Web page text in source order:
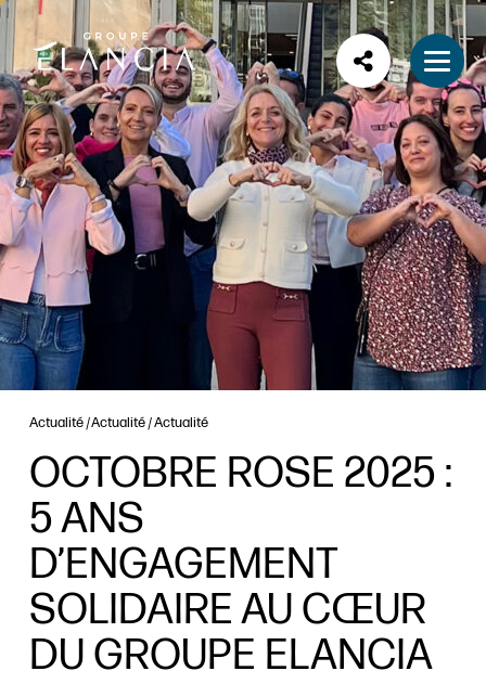
Actualité Actualité Actualité
OCTOBRE ROSE 2025 :
5 ANS
D’ENGAGEMENT
SOLIDAIRE AU CŒUR
DU GROUPE ELANCIA